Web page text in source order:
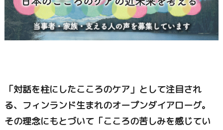
「対話を柱にしたこころのケア」として注目され
る、フィンランド生まれのオープンダイアローグ。
その理念にもとづいて「こころの苦しみを感じてい